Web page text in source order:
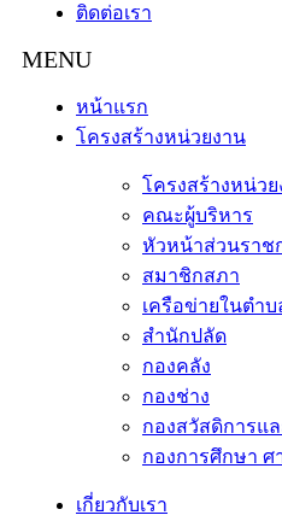
ติดต่อเรา
หน้าแรก
โครงสร้างหน่วยงาน
โครงสร้างหน่วย
คณะผู้บริหาร
หัวหน้าส่วนราช
สมาชิกสภา
เครือข่ายในตำบ
สำนักปลัด
กองคลัง
กองช่าง
กองสวัสดิการแ
กองการศึกษา
เกี่ยวกับเรา